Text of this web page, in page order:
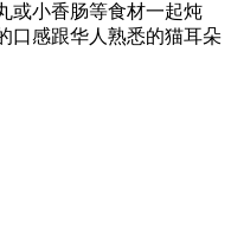
或小香肠等食材一起炖
口感跟华人熟悉的猫耳朵